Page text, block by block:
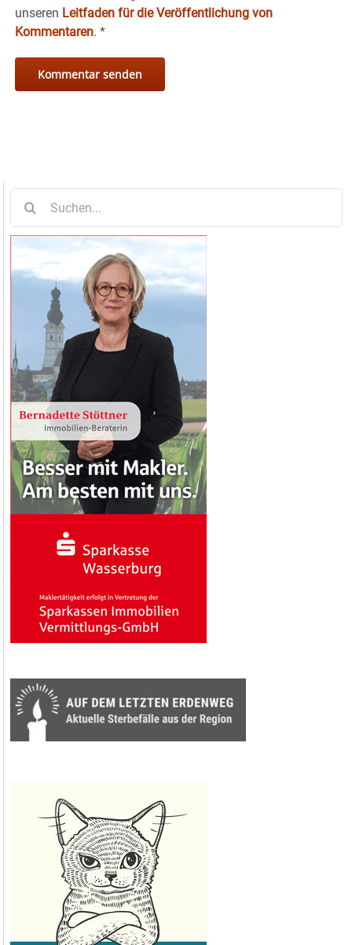
unseren Leitfaden für die Veröffentlichung von
Kommentaren. *
nach: